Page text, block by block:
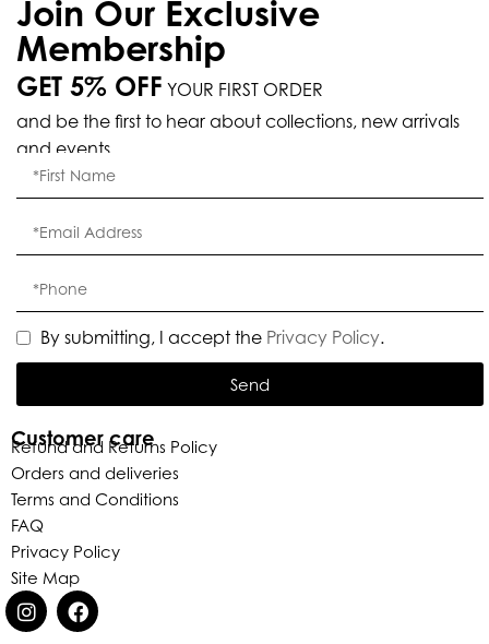
Customer care
Refund and Returns Policy
Orders and deliveries
Terms and Conditions
FAQ
Privacy Policy
Site Map
Join Our Exclusive
Membership
GET 5% OFF YOUR FIRST ORDER
and be the first to hear about collections, new arrivals
and events.
By submitting, I accept the Privacy Policy.
Send